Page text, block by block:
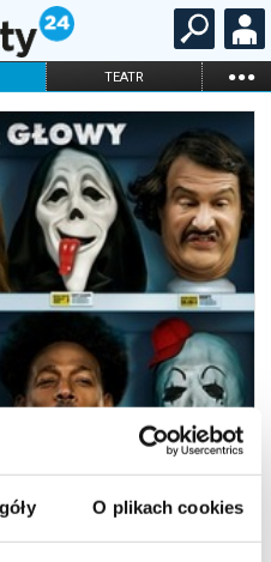
O plikach cookies
TEATR ...
STAND-UP
KARNETY